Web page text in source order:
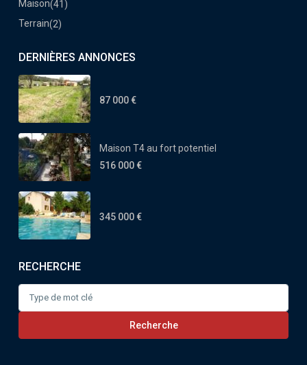
Maison(41)
Terrain(2)
DERNIÈRES ANNONCES
87 000 €
Maison T4 au fort potentiel
516 000 €
345 000 €
RECHERCHE
for:
Recherche